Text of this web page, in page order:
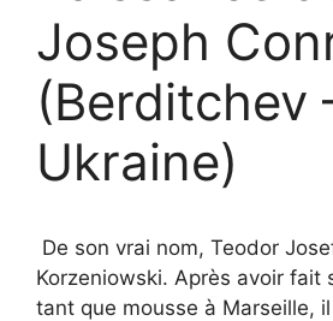
Joseph
(Berditchev
Ukraine)
De son vrai nom, Teodor
Korzeniowski. Après avoir fait
tant que mousse à Marseille,